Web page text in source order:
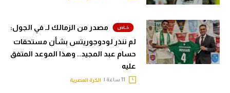
مصدر من الزمالك لـ في الجول:
لم ننذر لودوجوريتس بشأن مستحقات
حسام عبد المجيد.. وهذا الموعد المتفق
عليه
الكرة المصرية